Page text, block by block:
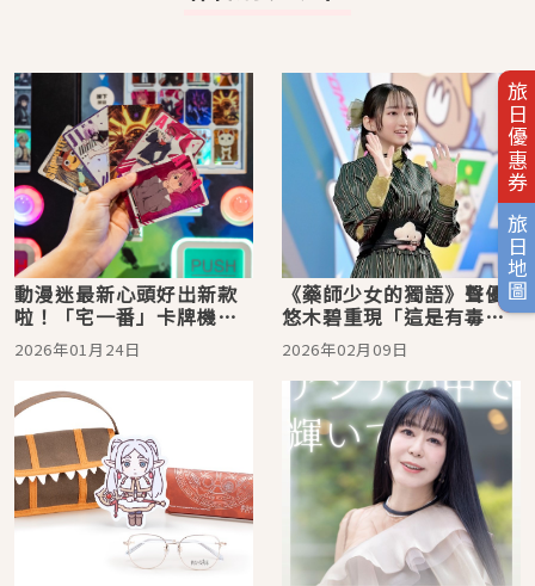
旅日優惠券
旅日地圖
動漫迷最新心頭好出新款
啦！「宅一番」卡牌機現
身Ｖ
2026年01月24日
《藥師少女的獨語》聲優
悠木碧重現「這是有毒
的」名場面 2026台北國際
動漫節氣氛沸騰
2026年02月09日